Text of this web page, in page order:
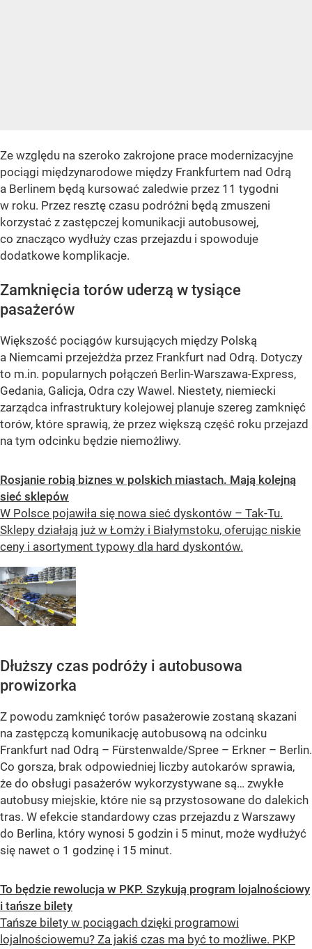
Ze względu na szeroko zakrojone prace modernizacyjne
pociągi międzynarodowe między Frankfurtem nad Odrą
a Berlinem będą kursować zaledwie przez 11 tygodni
w roku. Przez resztę czasu podróżni będą zmuszeni
korzystać z zastępczej komunikacji autobusowej,
co znacząco wydłuży czas przejazdu i spowoduje
dodatkowe komplikacje.
Zamknięcia torów uderzą w tysiące
pasażerów
Większość pociągów kursujących między Polską
a Niemcami przejeżdża przez Frankfurt nad Odrą. Dotyczy
to m.in. popularnych połączeń Berlin-Warszawa-Express,
Gedania, Galicja, Odra czy Wawel. Niestety, niemiecki
zarządca infrastruktury kolejowej planuje szereg zamknięć
torów, które sprawią, że przez większą część roku przejazd
na tym odcinku będzie niemożliwy.
Rosjanie robią biznes w polskich miastach. Mają kolejną
sieć sklepów
W Polsce pojawiła się nowa sieć dyskontów – Tak-Tu.
Sklepy działają już w Łomży i Białymstoku, oferując niskie
ceny i asortyment typowy dla hard dyskontów.
Dłuższy czas podróży i autobusowa
prowizorka
Z powodu zamknięć torów pasażerowie zostaną skazani
na zastępczą komunikację autobusową na odcinku
Frankfurt nad Odrą – Fürstenwalde/Spree – Erkner – Berlin.
Co gorsza, brak odpowiedniej liczby autokarów sprawia,
że do obsługi pasażerów wykorzystywane są… zwykłe
autobusy miejskie, które nie są przystosowane do dalekich
tras. W efekcie standardowy czas przejazdu z Warszawy
do Berlina, który wynosi 5 godzin i 5 minut, może wydłużyć
się nawet o 1 godzinę i 15 minut.
To będzie rewolucja w PKP. Szykują program lojalnościowy
i tańsze bilety
Tańsze bilety w pociągach dzięki programowi
lojalnościowemu? Za jakiś czas ma być to możliwe. PKP